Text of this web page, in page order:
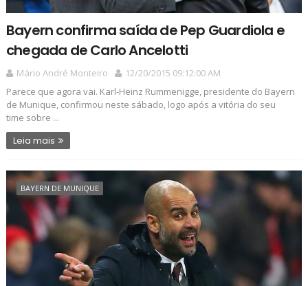
Bayern confirma saída de Pep Guardiola e
chegada de Carlo Ancelotti
Mário André Monteiro
12/20/2015 09:12:00 AM
Parece que agora vai. Karl-Heinz Rummenigge, presidente do Bayern
de Munique, confirmou neste sábado, logo após a vitória do seu
time sobre ...
Leia mais
BAYERN DE MUNIQUE